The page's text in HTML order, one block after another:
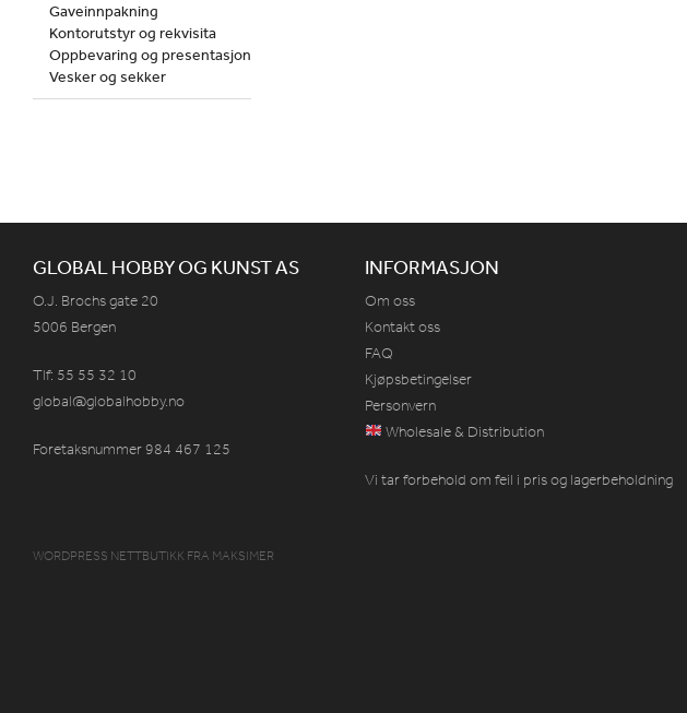
Gaveinnpakning
Kontorutstyr og rekvisita
Oppbevaring og presentasjon
Vesker og sekker
GLOBAL HOBBY OG KUNST AS
O.J. Brochs gate 20
5006 Bergen
Tlf: 55 55 32 10
global@globalhobby.no
Foretaksnummer 984 467 125
INFORMASJON
Om oss
Kontakt oss
FAQ
Kjøpsbetingelser
Personvern
Wholesale & Distribution
Vi tar forbehold om feil i pris og lagerbeholdning
WORDPRESS NETTBUTIKK FRA MAKSIMER